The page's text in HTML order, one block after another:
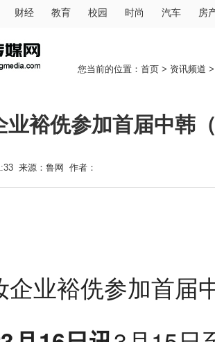
财经 教育 校园 时尚 汽车 房
您当前的位置： 首页 > 资讯频道
业裕侁参加首届中韩
来源：鲁网 作者：